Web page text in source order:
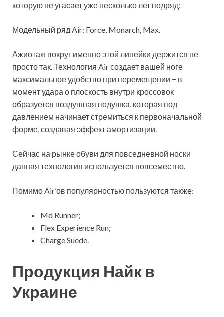
которую не угасает уже несколько лет подряд:
Модельный ряд Air: Force, Monarch, Max.
Ажиотаж вокруг именно этой линейки держится не
просто так. Технология Air создает вашей ноге
максимальное удобство при перемещении − в
момент удара о плоскость внутри кроссовок
образуется воздушная подушка, которая под
давлением начинает стремиться к первоначальной
форме, создавая эффект амортизации.
Сейчас на рынке обуви для повседневной носки
данная технология используется повсеместно.
Помимо Air’ов популярностью пользуются также:
Md Runner;
Flex Experience Run;
Charge Suede.
Продукция Найк в
Украине